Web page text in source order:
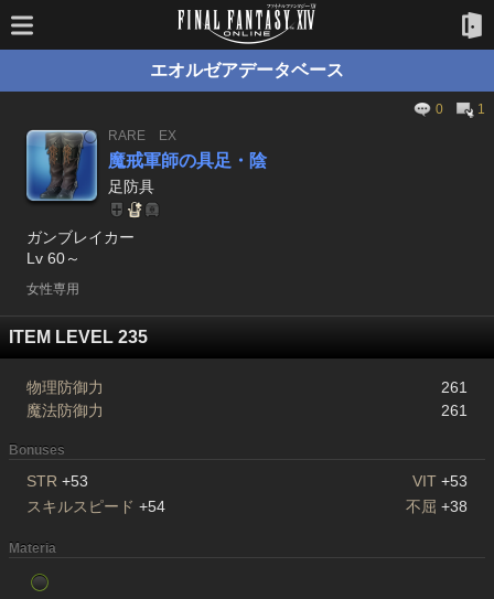
エオルゼアデータベース
0
1
RARE
EX
魔戒軍師の具足・陰
足防具
ガンブレイカー
Lv 60～
女性専用
ITEM LEVEL 235
物理防御力
261
魔法防御力
261
Bonuses
STR +53 VIT +53
スキルスピード +54 不屈 +38
Materia